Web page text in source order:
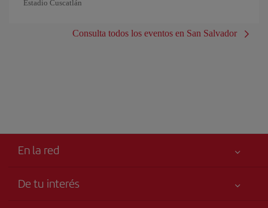
Estadio Cuscatlán
Consulta todos los eventos en San Salvador
En la red
De tu interés